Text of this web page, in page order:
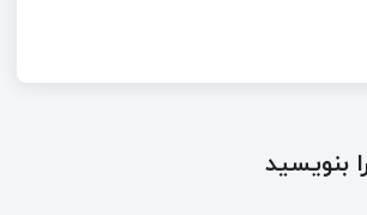
بنویسید